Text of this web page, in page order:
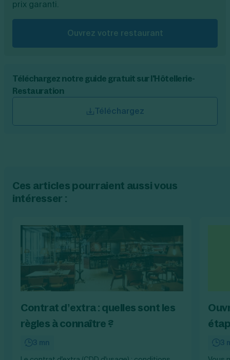
prix garanti.
Ouvrez votre restaurant
Téléchargez notre guide gratuit sur l'Hôtellerie-
Restauration
Téléchargez
Ces articles pourraient aussi vous
intéresser :
Contrat d’extra : quelles sont les
règles à connaître ?
3 mn
3